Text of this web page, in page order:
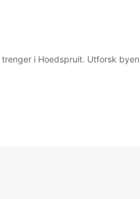
i Hoedspruit. Utforsk